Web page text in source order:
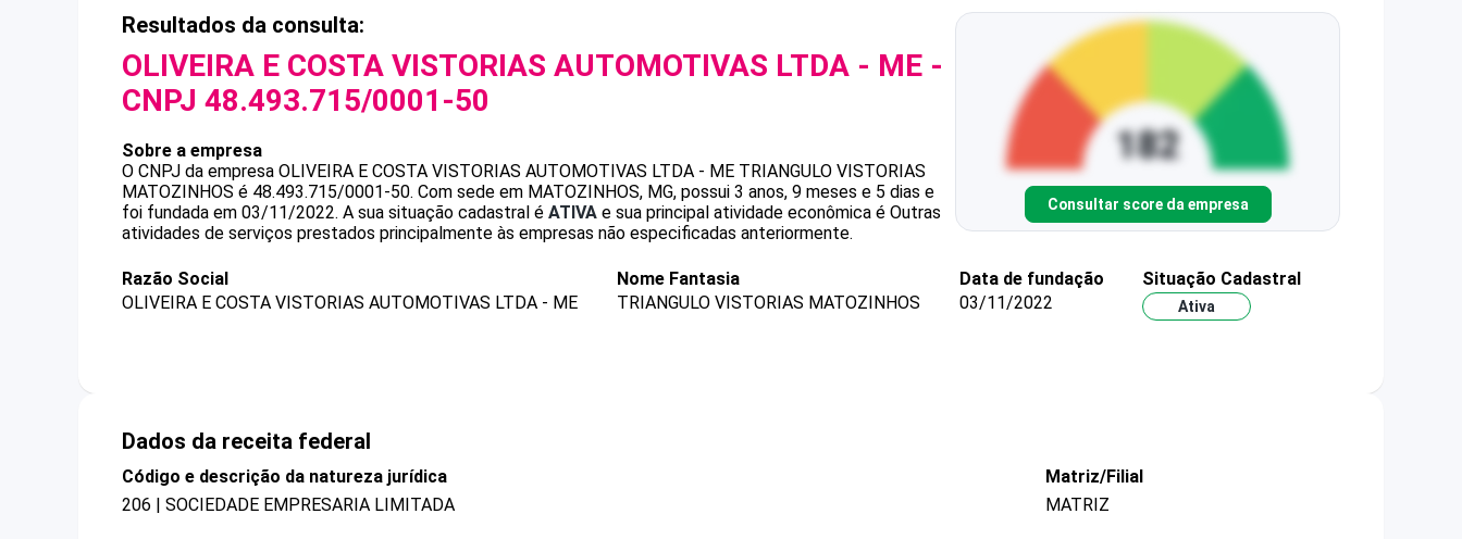
Resultados da consulta:
OLIVEIRA E COSTA VISTORIAS AUTOMOTIVAS LTDA - ME -
CNPJ 48.493.715/0001-50
Sobre a empresa
O CNPJ da empresa OLIVEIRA E COSTA VISTORIAS AUTOMOTIVAS LTDA - ME TRIANGULO VISTORIAS
MATOZINHOS é 48.493.715/0001-50. Com sede em MATOZINHOS, MG, possui 3 anos, 9 meses e 5 dias e
foi fundada em 03/11/2022. A sua situação cadastral é ATIVA e sua principal atividade econômica é Outras
atividades de serviços prestados principalmente às empresas não especificadas anteriormente.
Consultar score da empresa
Razão Social
OLIVEIRA E COSTA VISTORIAS AUTOMOTIVAS LTDA - ME
Nome Fantasia
TRIANGULO VISTORIAS MATOZINHOS
Data de fundação
03/11/2022
Situação Cadastral
Ativa
Dados da receita federal
Código e descrição da natureza jurídica
206 | SOCIEDADE EMPRESARIA LIMITADA
Matriz/Filial
MATRIZ